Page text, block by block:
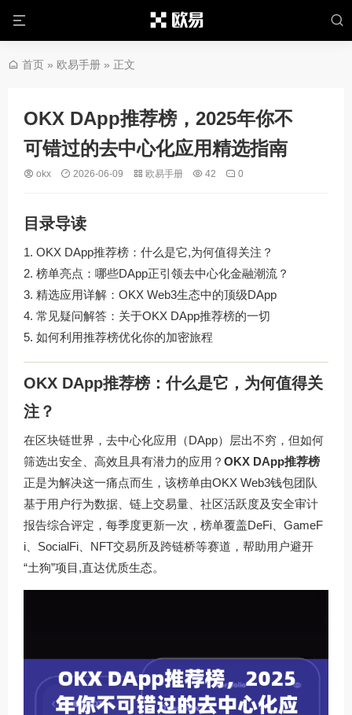
首页 » 欧易手册 » 正文
OKX DApp推荐榜，2025年你不
可错过的去中心化应用精选指南
okx 2026-06-09 欧易手册 42 0
目录导读
OKX DApp推荐榜：什么是它,为何值得关注？
榜单亮点：哪些DApp正引领去中心化金融潮流？
精选应用详解：OKX Web3生态中的顶级DApp
常见疑问解答：关于OKX DApp推荐榜的一切
如何利用推荐榜优化你的加密旅程
OKX DApp推荐榜：什么是它，为何值得关
注？
在区块链世界，去中心化应用（DApp）层出不穷，但如何
筛选出安全、高效且具有潜力的应用？ OKX DApp推荐榜
正是为解决这一痛点而生，该榜单由OKX Web3钱包团队
基于用户行为数据、链上交易量、社区活跃度及安全审计
报告综合评定，每季度更新一次，榜单覆盖DeFi、GameF
i、SocialFi、NFT交易所及跨链桥等赛道，帮助用户避开
“土狗”项目,直达优质生态。